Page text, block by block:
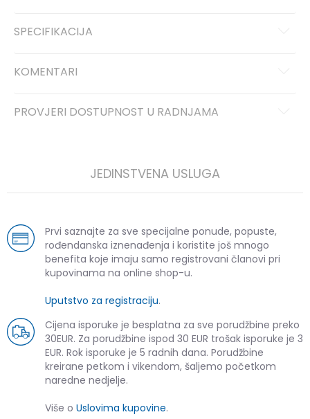
SPECIFIKACIJA
KOMENTARI
PROVJERI DOSTUPNOST U RADNJAMA
JEDINSTVENA USLUGA
Prvi saznajte za sve specijalne ponude, popuste,
rođendanska iznenađenja i koristite još mnogo
benefita koje imaju samo registrovani članovi pri
kupovinama na online shop-u.
Uputstvo za registraciju.
Cijena isporuke je besplatna za sve porudžbine preko
30EUR. Za porudžbine ispod 30 EUR trošak isporuke je 3
EUR. Rok isporuke je 5 radnih dana. Porudžbine
kreirane petkom i vikendom, šaljemo početkom
naredne nedjelje.
Više o Uslovima kupovine.